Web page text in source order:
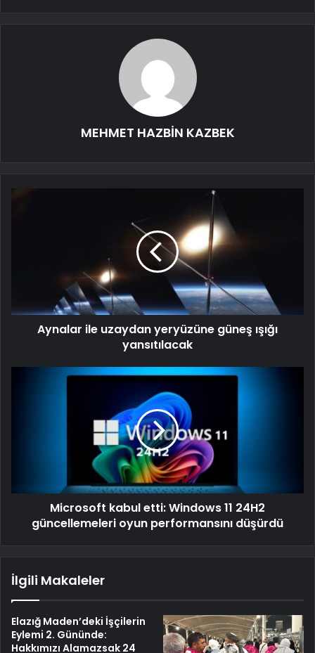
MEHMET HAZBİN KAZBEK
Aynalar ile uzaydan yeryüzüne güneş ışığı
yansıtılacak
Microsoft kabul etti: Windows 11 24H2
güncellemeleri oyun performansını düşürdü
İlgili Makaleler
Elazığ Maden’deki İşçilerin
Eylemi 2. Gününde:
Hakkımızı Alamazsak 24